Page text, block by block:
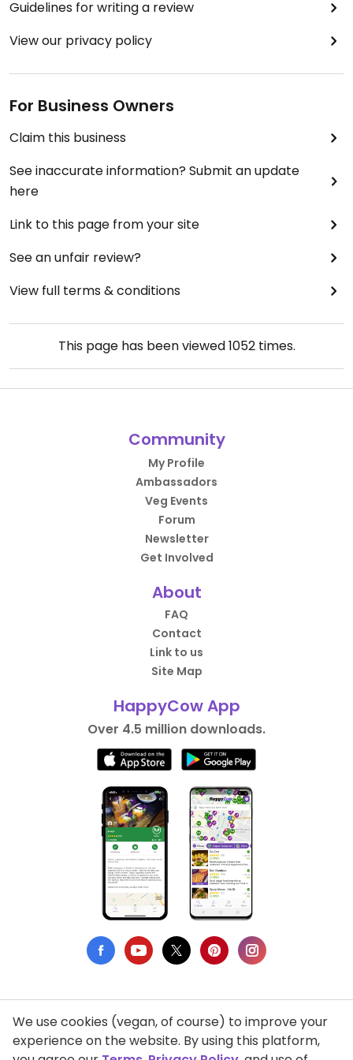
Guidelines for writing a review
View our privacy policy
For Business Owners
Claim this business
See inaccurate information? Submit an update
here
Link to this page from your site
See an unfair review?
View full terms & conditions
This page has been viewed1052times.
Community
My Profile
Ambassadors
Veg Events
Forum
Newsletter
Get Involved
About
FAQ
Contact
Link to us
Site Map
HappyCow App
Over 4.5 million downloads.
Privacy Policy
We use cookies (vegan, of course) to improve your
experience on the website. By using this platform,